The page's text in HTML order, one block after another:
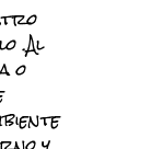
.Al
o